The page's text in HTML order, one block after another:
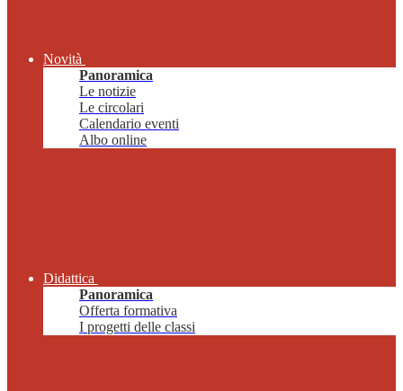
Novità
Panoramica
Le notizie
Le circolari
Calendario eventi
Albo online
Didattica
Panoramica
Offerta formativa
I progetti delle classi